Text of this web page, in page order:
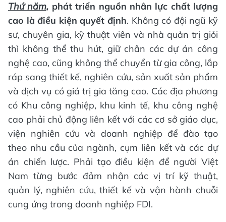
Thứ năm, phát triển nguồn nhân lực chất lượng
cao là điều kiện quyết định. Không có đội ngũ kỹ
sư, chuyên gia, kỹ thuật viên và nhà quản trị giỏi
thì không thể thu hút, giữ chân các dự án công
nghệ cao, cũng không thể chuyển từ gia công, lắp
ráp sang thiết kế, nghiên cứu, sản xuất sản phẩm
và dịch vụ có giá trị gia tăng cao. Các địa phương
có Khu công nghiệp, khu kinh tế, khu công nghệ
cao phải chủ động liên kết với các cơ sở giáo dục,
viện nghiên cứu và doanh nghiệp để đào tạo
theo nhu cầu của ngành, cụm liên kết và các dự
án chiến lược. Phải tạo điều kiện để người Việt
Nam từng bước đảm nhận các vị trí kỹ thuật,
quản lý, nghiên cứu, thiết kế và vận hành chuỗi
cung ứng trong doanh nghiệp FDI.